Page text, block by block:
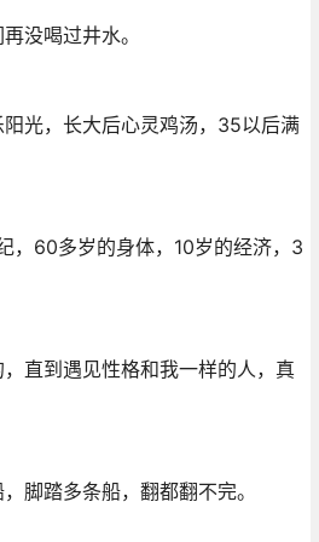
没喝过井水。
光，长大后心灵鸡汤，35以后满
，60多岁的身体，10岁的经济，3
直到遇见性格和我一样的人，真
脚踏多条船，翻都翻不完。